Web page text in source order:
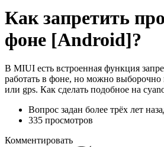
Как запретить
фоне [Android]?
В MIUI есть встроенная функция
работать в фоне, но можно выборочно
или gps. Как сделать подобное на
Вопрос задан более трёх лет
335 просмотров
Комментировать